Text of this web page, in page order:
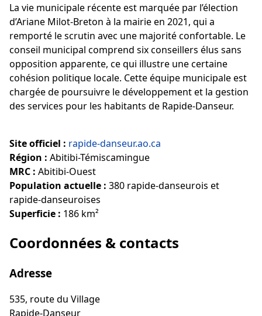
La vie municipale récente est marquée par l’élection
d’Ariane Milot-Breton à la mairie en 2021, qui a
remporté le scrutin avec une majorité confortable. Le
conseil municipal comprend six conseillers élus sans
opposition apparente, ce qui illustre une certaine
cohésion politique locale. Cette équipe municipale est
chargée de poursuivre le développement et la gestion
des services pour les habitants de Rapide-Danseur.
Site officiel : rapide-danseur.ao.ca
Région : Abitibi-Témiscamingue
MRC : Abitibi-Ouest
Population actuelle : 380 rapide-danseurois et
rapide-danseuroises
Superficie : 186 km²
Coordonnées & contacts
Adresse
535, route du Village
Rapide-Danseur